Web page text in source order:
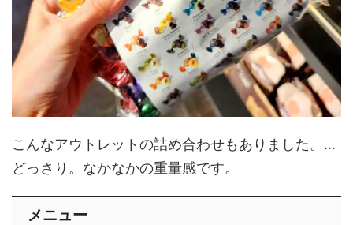
こんなアウトレットの詰め合わせもありました。…
どっさり。なかなかの重量感です。
メニュー